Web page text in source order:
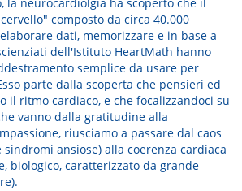
composto da circa 40.000
dati, memorizzare e in base a
dell'Istituto HeartMath hanno
semplice da usare per
parte dalla scoperta che pensieri ed
il ritmo cardiaco, e che focalizzandoci su
vanno dalla gratitudine alla
riusciamo a passare dal caos
ansiose) alla coerenza cardiaca
biologico, caratterizzato da grande